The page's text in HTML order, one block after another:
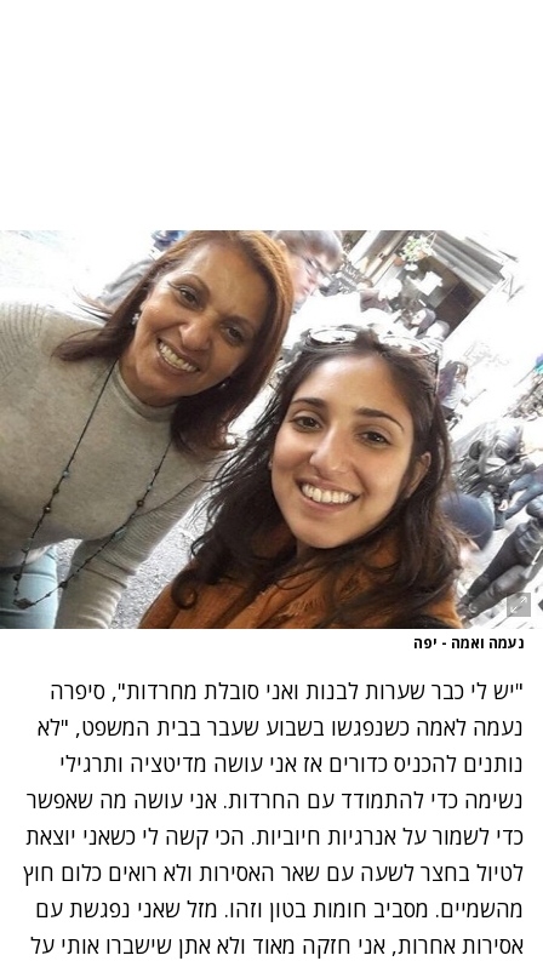
נעמה ואמה - יפה
"יש לי כבר שערות לבנות ואני סובלת מחרדות", סיפרה
נעמה לאמה כשנפגשו בשבוע שעבר בבית המשפט, "לא
נותנים להכניס כדורים אז אני עושה מדיטציה ותרגילי
נשימה כדי להתמודד עם החרדות. אני עושה מה שאפשר
כדי לשמור על אנרגיות חיוביות. הכי קשה לי כשאני יוצאת
לטיול בחצר לשעה עם שאר האסירות ולא רואים כלום חוץ
מהשמיים. מסביב חומות בטון וזהו. מזל שאני נפגשת עם
אסירות אחרות, אני חזקה מאוד ולא אתן שישברו אותי על